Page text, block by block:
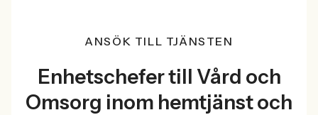
ANSÖK TILL TJÄNSTEN
Enhetschefer till Vård och
Omsorg inom hemtjänst och